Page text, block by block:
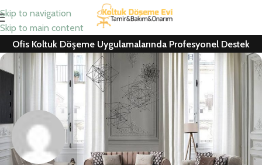
Skip to navigation
Skip to main content
Ofis Koltuk Döşeme Uygulamalarında Profesyonel Destek